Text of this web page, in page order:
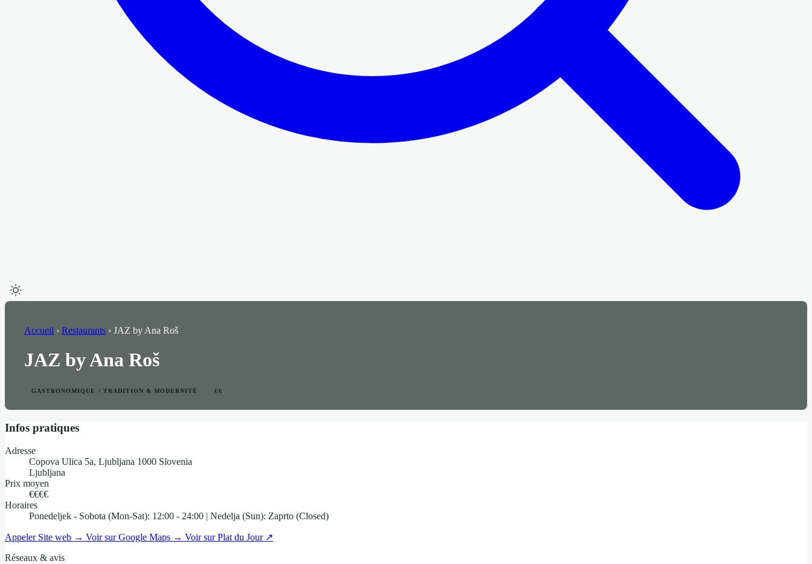
Accueil › Restaurants › JAZ by Ana Roš
JAZ by Ana Roš
GASTRONOMIQUE / TRADITION & MODERNITÉ €€
Infos pratiques
Adresse
Copova Ulica 5a, Ljubljana 1000 Slovenia
Ljubljana
Prix moyen
€€€€
Horaires
Ponedeljek - Sobota (Mon-Sat): 12:00 - 24:00 | Nedelja (Sun): Zaprto (Closed)
Appeler Site web → Voir sur Google Maps → Voir sur Plat du Jour ↗
Réseaux & avis